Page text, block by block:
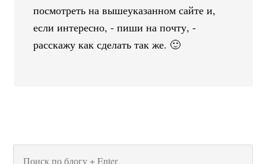
посмотреть на вышеуказанном сайте и,
если интересно, - пиши на почту, -
расскажу как сделать так же. 🙂